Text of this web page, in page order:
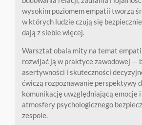
wysokim poziomem empatii tworzą
w których ludzie czują się
dają z siebie więcej.
Warsztat obala mity na temat
rozwijać ją w praktyce zawodowej —
asertywności i skuteczności
ćwiczą rozpoznawanie perspektywy
komunikację uwzględniającą emocje
atmosfery psychologicznego
zespole.